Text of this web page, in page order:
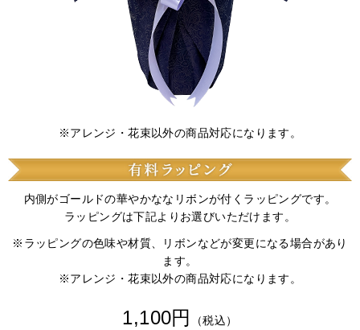
※アレンジ・花束以外の商品対応になります。
内側がゴールドの華やかななリボンが付くラッピングです。
ラッピングは下記よりお選びいただけます。
※ラッピングの色味や材質、リボンなどが変更になる場合があり
ます。
※アレンジ・花束以外の商品対応になります。
1,100円 （税込）